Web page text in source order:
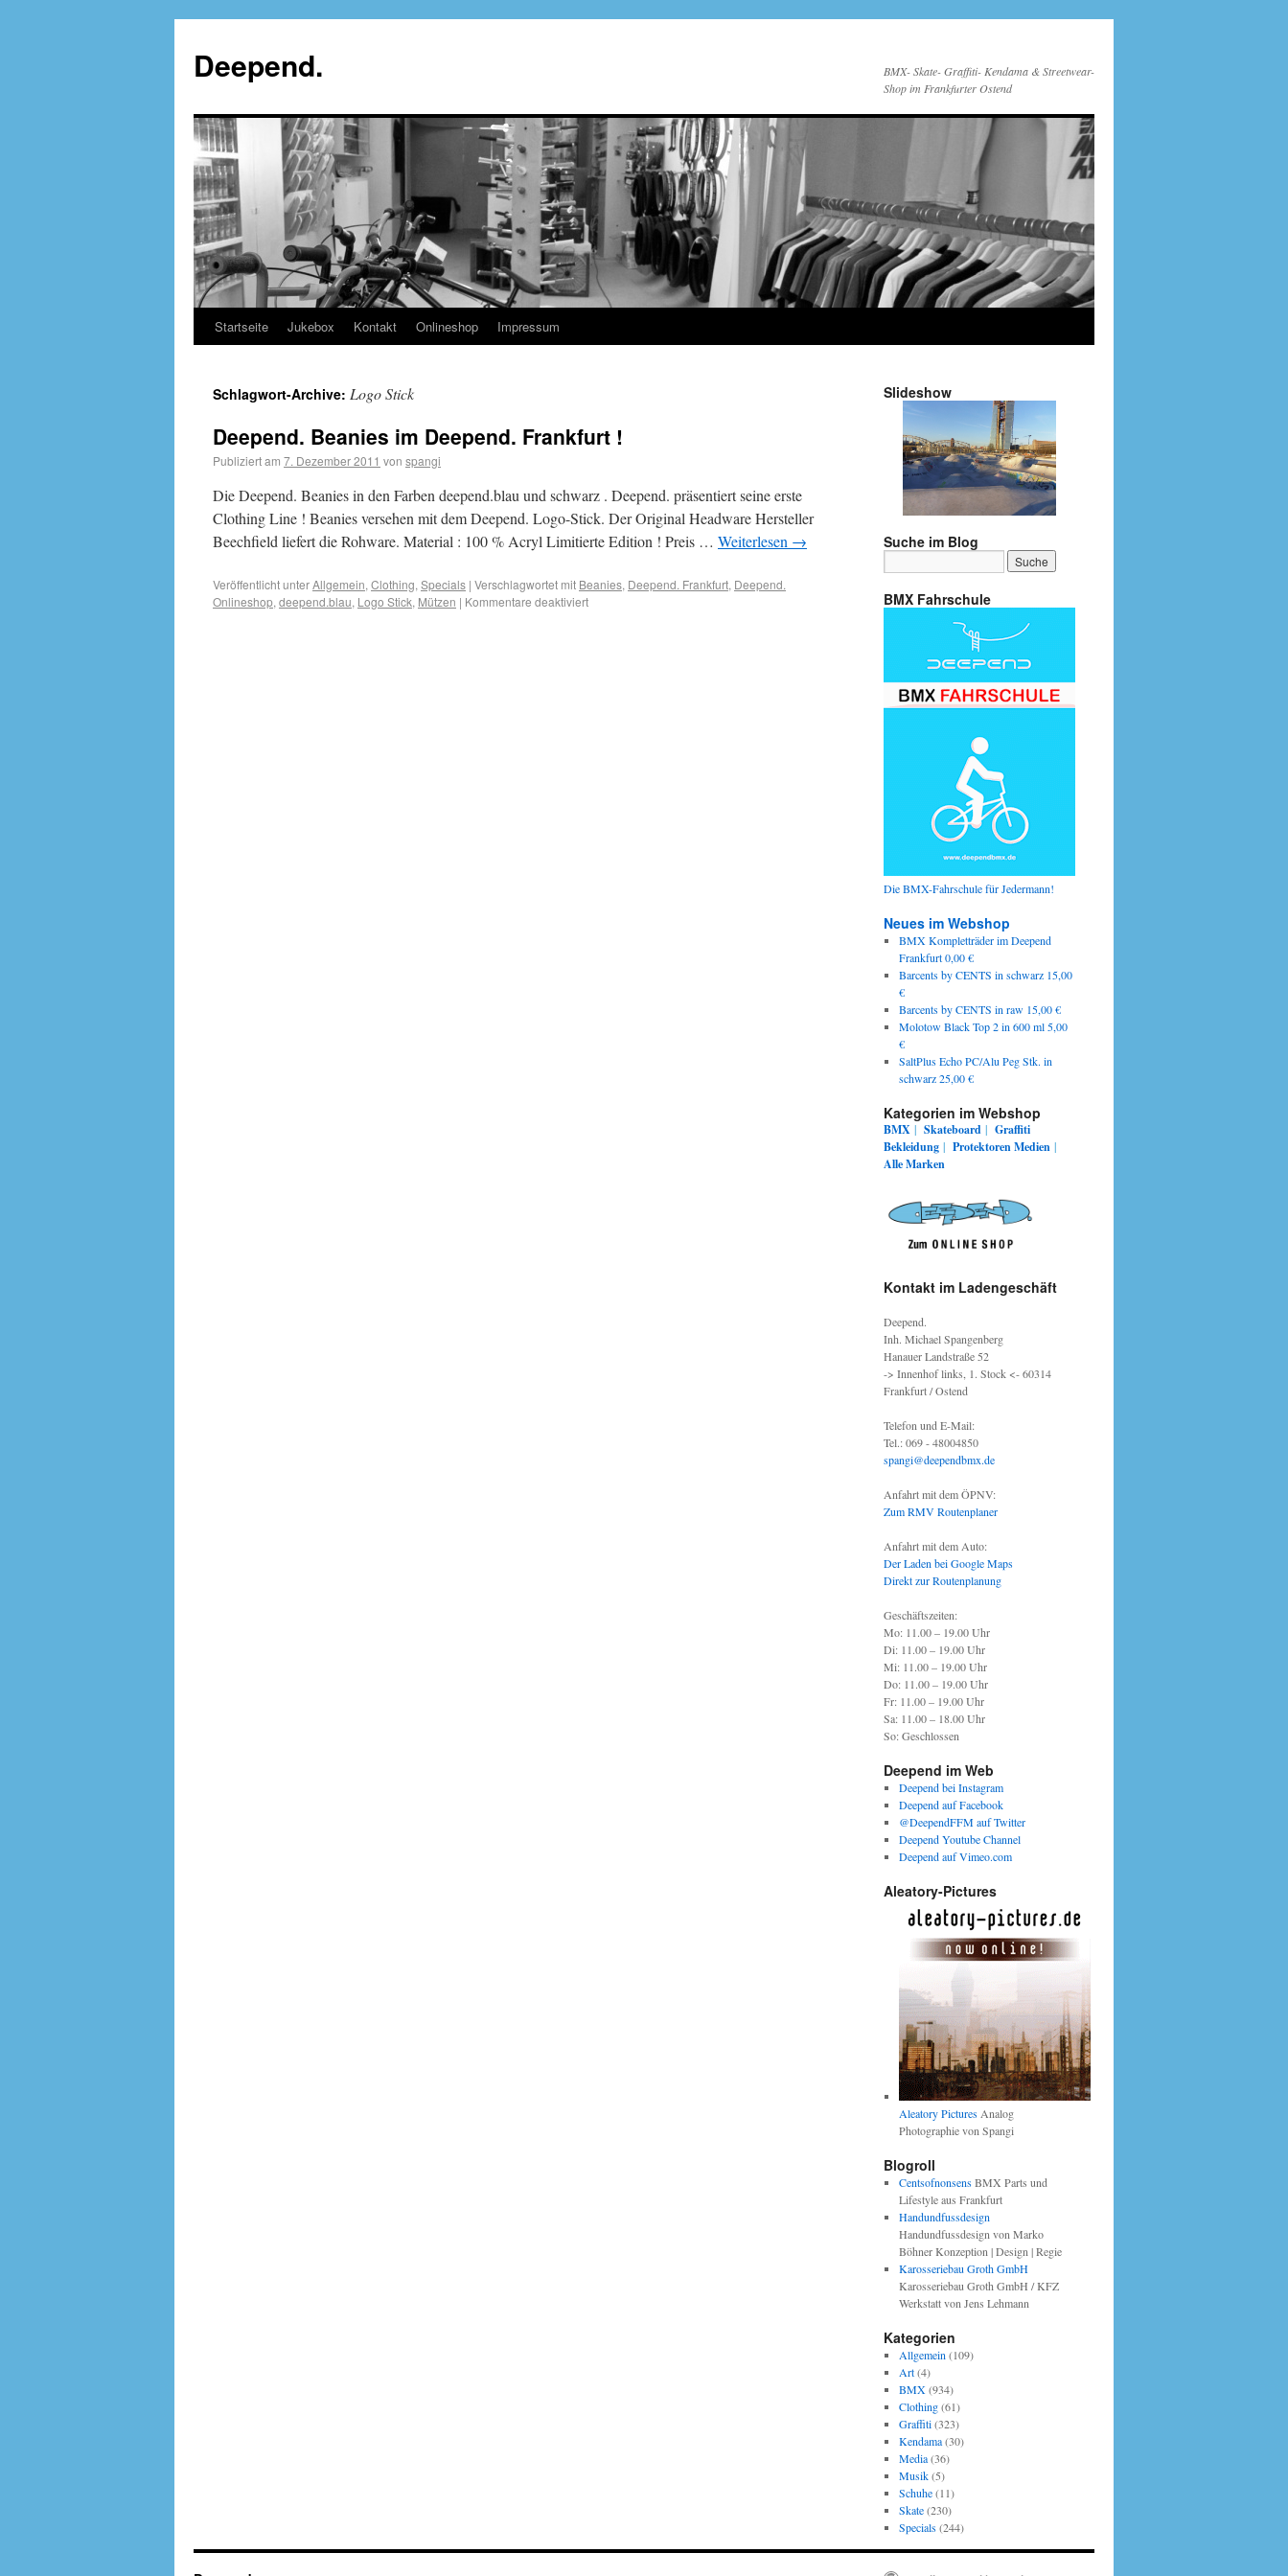
Deepend.
BMX- Skate- Graffiti- Kendama & Streetwear-
Shop im Frankfurter Ostend
Startseite Jukebox Kontakt Onlineshop Impressum
Schlagwort-Archive: Logo Stick
Deepend. Beanies im Deepend. Frankfurt !
Publiziert am 7. Dezember 2011 von spangi
Die Deepend. Beanies in den Farben deepend.blau und schwarz . Deepend. präsentiert seine erste
Clothing Line ! Beanies versehen mit dem Deepend. Logo-Stick. Der Original Headware Hersteller
Beechfield liefert die Rohware. Material : 100 % Acryl Limitierte Edition ! Preis … Weiterlesen →
Veröffentlicht unterAllgemein, Clothing, Specials | Verschlagwortet mit Beanies, Deepend. Frankfurt, Deepend.
Onlineshop, deepend.blau, Logo Stick, Mützen | Kommentare deaktiviert
Slideshow
Suche im Blog
BMX Fahrschule
Die BMX-Fahrschule für Jedermann!
Neues im Webshop
BMX Kompletträder im Deepend
Frankfurt 0,00 €
Barcents by CENTS in schwarz 15,00
€
Barcents by CENTS in raw 15,00 €
Molotow Black Top 2 in 600 ml 5,00
€
SaltPlus Echo PC/Alu Peg Stk. in
schwarz 25,00 €
Kategorien im Webshop
BMX | Skateboard | Graffiti
Bekleidung | ProtektorenMedien |
Alle Marken
Kontakt im Ladengeschäft
Deepend.
Inh. Michael Spangenberg
Hanauer Landstraße 52
-> Innenhof links, 1. Stock <- 60314
Frankfurt / Ostend
Telefon und E-Mail:
Tel.: 069 - 48004850
spangi@deependbmx.de
Anfahrt mit dem ÖPNV:
Zum RMV Routenplaner
Anfahrt mit dem Auto:
Der Laden bei Google Maps
Direkt zur Routenplanung
Geschäftszeiten:
Mo: 11.00 – 19.00 Uhr
Di: 11.00 – 19.00 Uhr
Mi: 11.00 – 19.00 Uhr
Do: 11.00 – 19.00 Uhr
Fr: 11.00 – 19.00 Uhr
Sa: 11.00 – 18.00 Uhr
So: Geschlossen
Deepend im Web
Deepend bei Instagram
Deepend auf Facebook
@DeependFFM auf Twitter
Deepend Youtube Channel
Deepend auf Vimeo.com
Aleatory-Pictures
Aleatory PicturesAnalog
Photographie von Spangi
Blogroll
CentsofnonsensBMX Parts und
Lifestyle aus Frankfurt
Handundfussdesign
Handundfussdesign von Marko
Böhner Konzeption | Design | Regie
Karosseriebau Groth GmbH
Karosseriebau Groth GmbH / KFZ
Werkstatt von Jens Lehmann
Kategorien
Allgemein (109)
Art(4)
BMX(934)
Clothing(61)
Graffiti(323)
Kendama(30)
Media(36)
Musik(5)
Schuhe(11)
Skate(230)
Specials(244)